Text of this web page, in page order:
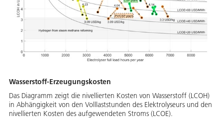
Wasserstoff-Erzeugungskosten
Das Diagramm zeigt die nivellierten Kosten von Wasserstoff (LCOH)
in Abhängigkeit von den Volllaststunden des Elektrolyseurs und den
nivellierten Kosten des aufgewendeten Stroms (LCOE).